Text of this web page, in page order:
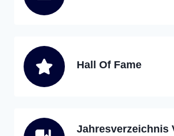
Hall Of Fame
Jahresverzeichnis